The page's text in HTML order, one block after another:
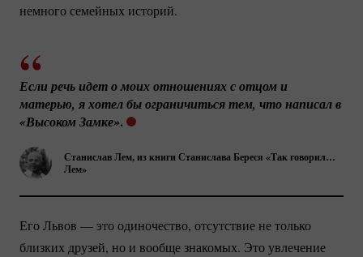
немного семейных историй.
Станислав Лем, из книги Станислава Береся «Так говорил…
Лем»
Если речь идет о моих отношениях с отцом и
матерью, я хотел бы ограничиться тем, что написал в
«Высоком Замке».
Его Львов — это одиночество, отсутствие не только
близких друзей, но и вообще знакомых. Это увлечение